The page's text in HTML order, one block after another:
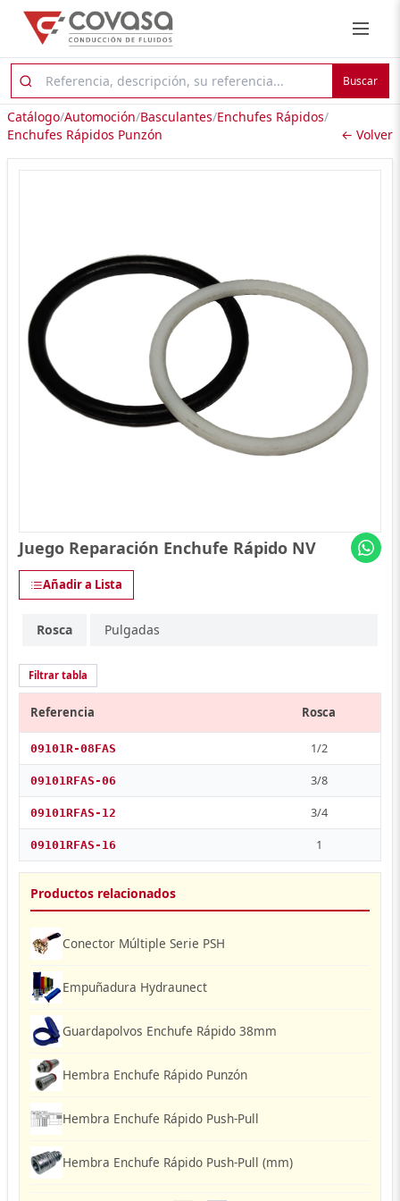
Buscar
Catálogo/Automoción/Basculantes/Enchufes Rápidos/
Enchufes Rápidos Punzón
← Volver
Juego Reparación Enchufe Rápido NV
Añadir a Lista
Rosca Pulgadas
Filtrar tabla
Referencia Rosca
09101R-08FAS 1/2
09101RFAS-06 3/8
09101RFAS-12 3/4
09101RFAS-16 1
Productos relacionados
Conector Múltiple Serie PSH
Empuñadura Hydraunect
Guardapolvos Enchufe Rápido 38mm
Hembra Enchufe Rápido Punzón
Hembra Enchufe Rápido Push-Pull
Hembra Enchufe Rápido Push-Pull (mm)